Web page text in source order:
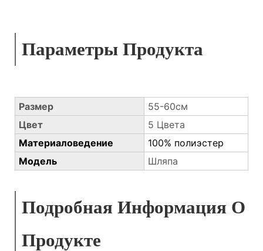
Параметры Продукта
Размер
55-60см
Цвет
5 Цвета
Материаловедение
100% полиэстер
Модель
Шляпа
Подробная Информация О
Продукте